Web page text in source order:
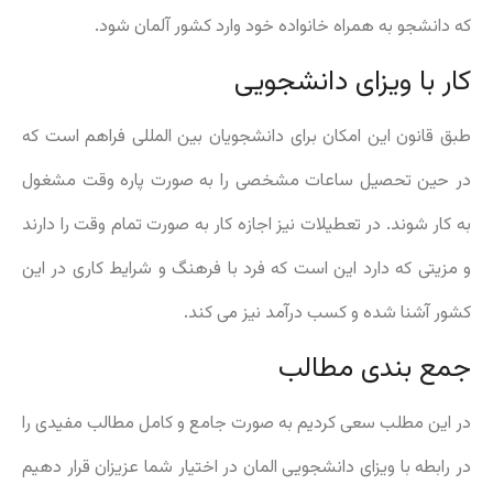
که دانشجو به همراه خانواده خود وارد کشور آلمان شود.
کار با ویزای دانشجویی
طبق قانون این امکان برای دانشجویان بین المللی فراهم است که
در حین تحصیل ساعات مشخصی را به صورت پاره وقت مشغول
به کار شوند. در تعطیلات نیز اجازه کار به صورت تمام وقت را دارند
و مزیتی که دارد این است که فرد با فرهنگ و شرایط کاری در این
کشور آشنا شده و کسب درآمد نیز می کند.
جمع بندی مطالب
در این مطلب سعی کردیم به صورت جامع و کامل مطالب مفیدی را
در رابطه با ویزای دانشجویی المان در اختیار شما عزیزان قرار دهیم